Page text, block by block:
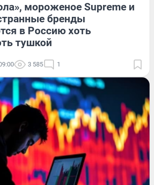
мороженое Supreme и
бренды
в Россию хоть
тушкой
3 585 1